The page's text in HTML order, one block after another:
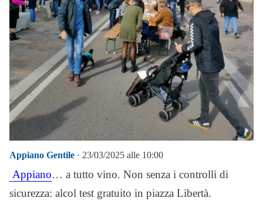
Appiano Gentile · 23/03/2025 alle 10:00
Appiano… a tutto vino. Non senza i controlli di
sicurezza: alcol test gratuito in piazza Libertà.